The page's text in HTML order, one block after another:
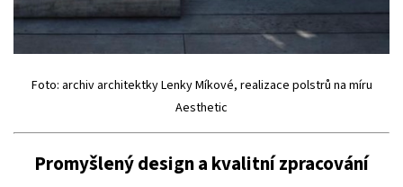
Foto: archiv architektky Lenky Míkové, realizace polstrů na míru
Aesthetic
Promyšlený design a kvalitní zpracování